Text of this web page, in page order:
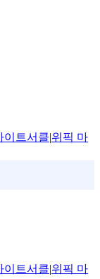
이트서클|위픽 마
이트서클|위픽 마